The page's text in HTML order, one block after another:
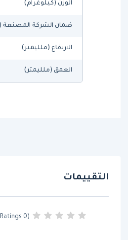
الوزن (كيلوغرام)
ضمان الشركة المصنعة
الارتفاع (ملليمتر)
العمق (ملليمتر)
التقييمات
(0 Ratings)